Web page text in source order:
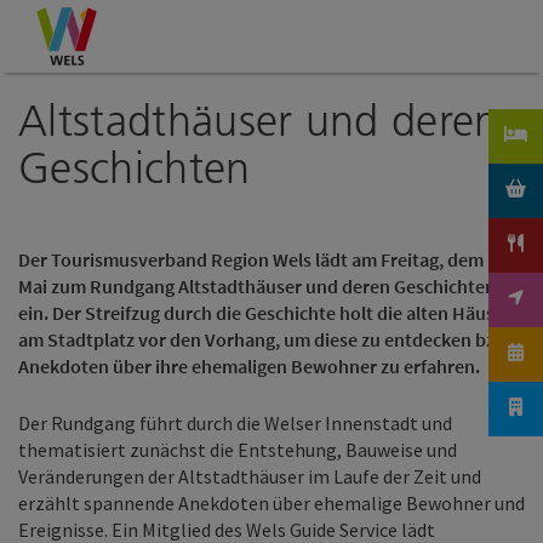
Zum Inhalt
Zur Navigation
Zum Seitenanfang
Altstadthäuser und deren
Geschichten
Der Tourismusverband Region Wels lädt am Freitag, dem 13.
Mai zum Rundgang Altstadthäuser und deren Geschichten
ein. Der Streifzug durch die Geschichte holt die alten Häuser
am Stadtplatz vor den Vorhang, um diese zu entdecken bzw.
Anekdoten über ihre ehemaligen Bewohner zu erfahren.
Der Rundgang führt durch die Welser Innenstadt und
thematisiert zunächst die Entstehung, Bauweise und
Veränderungen der Altstadthäuser im Laufe der Zeit und
erzählt spannende Anekdoten über ehemalige Bewohner und
Ereignisse. Ein Mitglied des Wels Guide Service lädt